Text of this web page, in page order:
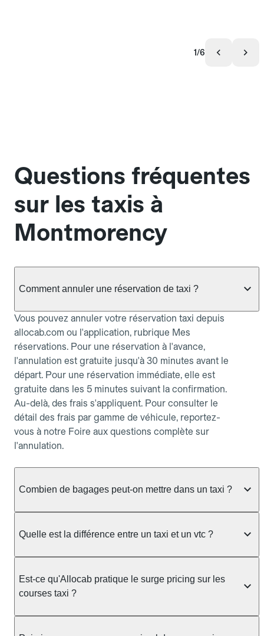
1/6
Questions fréquentes
sur les taxis à
Montmorency
Comment annuler une réservation de taxi ?
Vous pouvez annuler votre réservation taxi depuis
allocab.com ou l'application, rubrique Mes
réservations. Pour une réservation à l'avance,
l'annulation est gratuite jusqu'à 30 minutes avant le
départ. Pour une réservation immédiate, elle est
gratuite dans les 5 minutes suivant la confirmation.
Au-delà, des frais s'appliquent. Pour consulter le
détail des frais par gamme de véhicule, reportez-
vous à notre Foire aux questions complète sur
l'annulation.
Combien de bagages peut-on mettre dans un taxi ?
taxi berline accueille en général jusqu'à 3 bagages
ou nombreux, précisez-le dans le champ "Message
au chauffeur" lors de la réservation. Le prix n'est
pas impacté par le nombre de bagages.
Quelle est la différence entre un taxi et un vtc ?
prendre en charge directement dans la rue, à une
station ou sur réservation, avec un tarif au
réservation et propose un prix fixe annoncé à
Est-ce qu'Allocab pratique le surge pricing sur les
courses taxi ?